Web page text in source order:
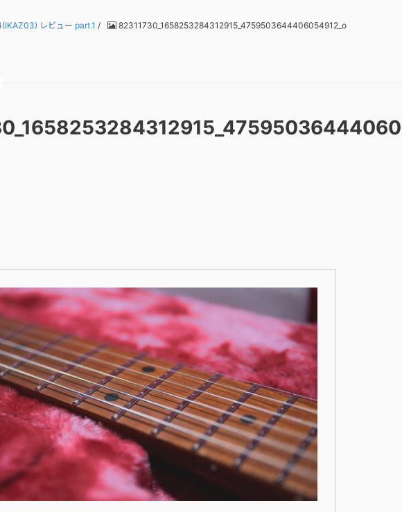
レビュー part.1 / 82311730_1658253284312915_4759503644406054912_o